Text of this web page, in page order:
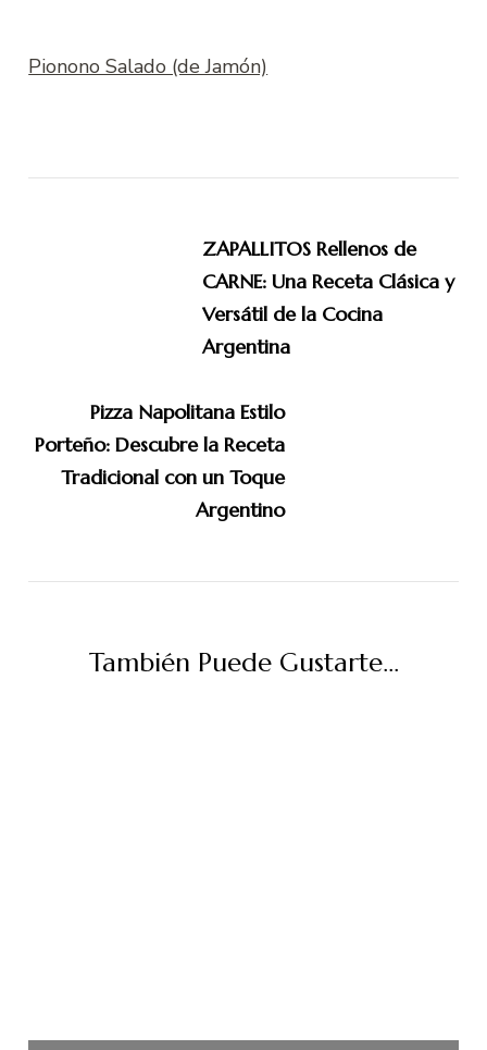
Pionono Salado (de Jamón)
ZAPALLITOS Rellenos de
CARNE: Una Receta Clásica y
Versátil de la Cocina
Argentina
Pizza Napolitana Estilo
Porteño: Descubre la Receta
Tradicional con un Toque
Argentino
También Puede Gustarte...